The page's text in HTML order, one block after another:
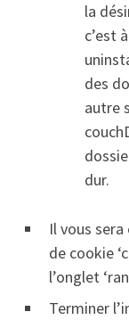
la
c’est
des
autre
dur.
Il vous
de cookie
l’onglet
Terminer